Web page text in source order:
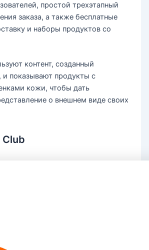
простой трехэтапный
заказа, а также бесплатные
и наборы продуктов со
контент, созданный
и показывают продукты с
кожи, чтобы дать
о внешнем виде своих
Club